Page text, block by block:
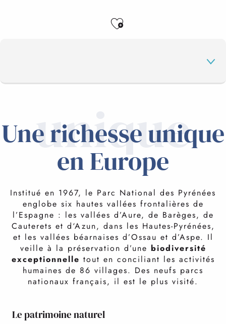
Ajouter aux
FAQ
unique
Une richesse unique
en Europe
Institué en 1967, le Parc National des Pyrénées
englobe six hautes vallées frontalières de
l’Espagne : les vallées d’Aure, de Barèges, de
Cauterets et d‘Azun, dans les Hautes-Pyrénées,
et les vallées béarnaises d’Ossau et d’Aspe. Il
veille à la préservation d’une biodiversité
exceptionnelle tout en conciliant les activités
humaines de 86 villages. Des neufs parcs
nationaux français, il est le plus visité.
Le patrimoine naturel